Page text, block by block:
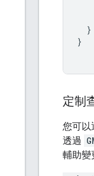
}
}
定制
您可以
透過
輔助變